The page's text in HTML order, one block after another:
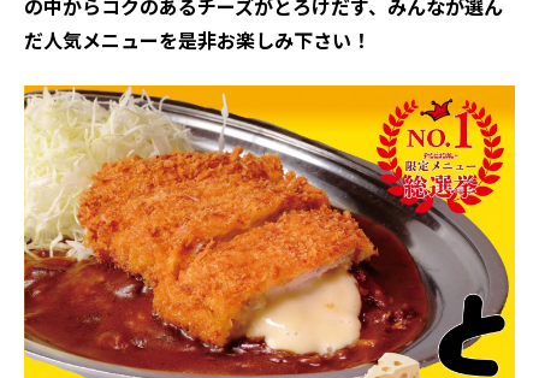
の中からコクのあるチーズがとろけだす、みんなが選ん
だ人気メニューを是非お楽しみ下さい！